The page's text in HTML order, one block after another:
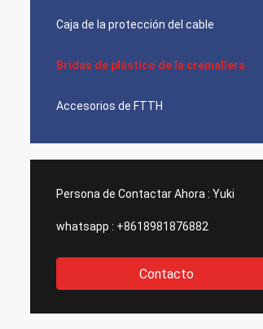
Caja de la protección del cable
Bridas de plástico de la cremallera
Accesorios de FTTH
Persona de Contactar Ahora : Yuki
whatsapp : +8618981876882
Contacto